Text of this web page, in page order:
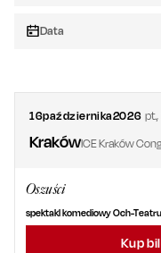
Data
16października2026 pt.
KrakówICE Kraków
Oszuści
spektakl komediowy Och-Teatru
Kup